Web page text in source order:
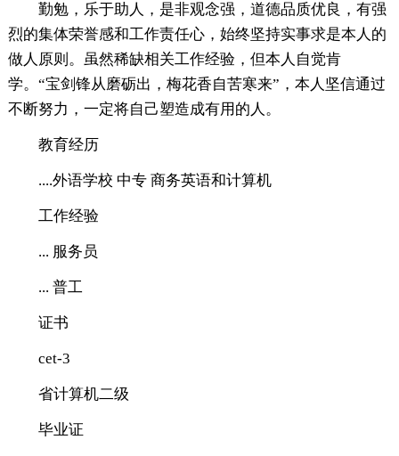
勤勉，乐于助人，是非观念强，道德品质优良，有强
烈的集体荣誉感和工作责任心，始终坚持实事求是本人的
做人原则。虽然稀缺相关工作经验，但本人自觉肯
学。“宝剑锋从磨砺出，梅花香自苦寒来”，本人坚信通过
不断努力，一定将自己塑造成有用的人。
教育经历
....外语学校 中专 商务英语和计算机
工作经验
... 服务员
... 普工
证书
cet-3
省计算机二级
毕业证